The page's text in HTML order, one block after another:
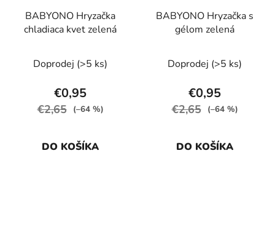
BABYONO Hryzačka
chladiaca kvet zelená
Doprodej (>5 ks)
€0,95
€2,65 (–64 %)
DO KOŠÍKA
BABYONO Hryzačka s
gélom zelená
Doprodej (>5 ks)
€0,95
€2,65 (–64 %)
DO KOŠÍKA